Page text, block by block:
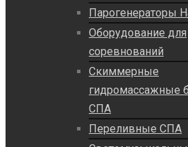
Парогенераторы
Оборудование для
соревнований
Скиммерные
гидромассажные
СПА
Переливные СПА